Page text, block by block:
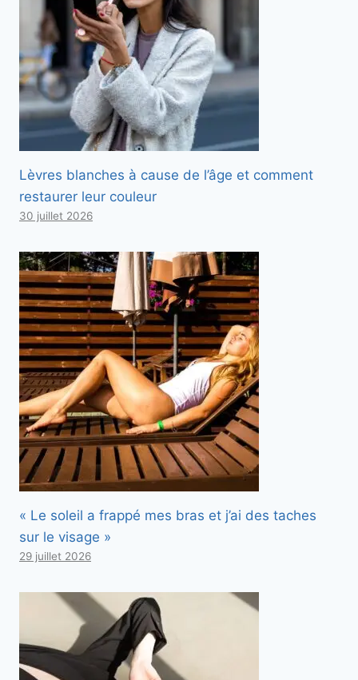
Lèvres blanches à cause de l’âge et comment
restaurer leur couleur
30 juillet 2026
« Le soleil a frappé mes bras et j’ai des taches
sur le visage »
29 juillet 2026